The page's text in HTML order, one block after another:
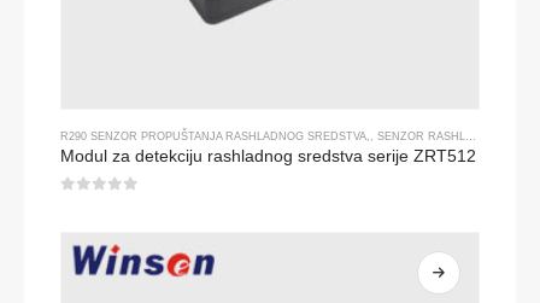
R290 SENZOR PROPUŠTANJA RASHLADNOG SREDSTVA SENZOR RASHLADNOG PLINA
Modul za detekciju rashladnog sredstva serije ZRT512